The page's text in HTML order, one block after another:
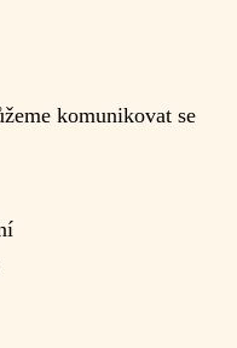
komunikovat se